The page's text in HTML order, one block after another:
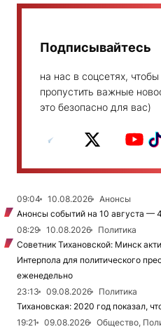
Подписывайтесь
на нас в соцсетях,
пропустить важные
это безопасно для вас)
09:04 10.08.2026
Анонсы
Анонсы событий на 10 августа —
08:29
10.08.2026
Политика
Советник Тихановской: Минск
Интерпола для политического
еженедельно
23:13
09.08.2026
Политика
Тихановская: 2020 год показал,
19:21
09.08.2026
Общество,